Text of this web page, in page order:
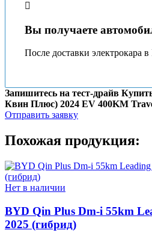
Вы получаете
После доставки электрокара
Запишитесь на тест-драйв
Квин Плюс) 2024 EV 400KM
Отправить заявку
Похожая продукция:
Нет в наличии
BYD Qin Plus Dm-i 55km
2025 (гибрид)